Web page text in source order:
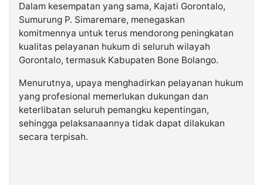
Dalam kesempatan yang sama, Kajati Gorontalo,
Sumurung P. Simaremare, menegaskan
komitmennya untuk terus mendorong peningkatan
kualitas pelayanan hukum di seluruh wilayah
Gorontalo, termasuk Kabupaten Bone Bolango.
Menurutnya, upaya menghadirkan pelayanan hukum
yang profesional memerlukan dukungan dan
keterlibatan seluruh pemangku kepentingan,
sehingga pelaksanaannya tidak dapat dilakukan
secara terpisah.